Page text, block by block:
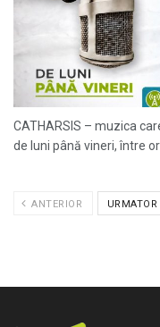
CATHARSIS – muzica
de luni până vineri, între
ANTERIOR URMATOR